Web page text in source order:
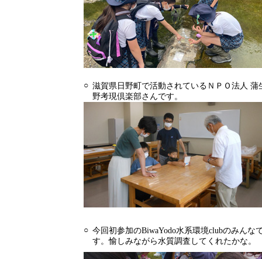
○ 滋賀県日野町で活動されているＮＰＯ法人 蒲
野考現倶楽部さんです。
○ 今回初参加のBiwaYodo水系環境clubのみんな
す。愉しみながら水質調査してくれたかな。